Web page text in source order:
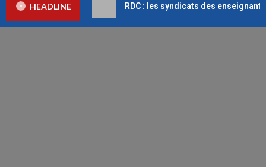
HEADLINE RDC : les syndicats des